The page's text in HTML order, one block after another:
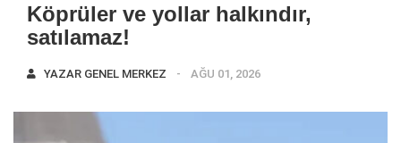
Köprüler ve yollar halkındır,
satılamaz!
YAZAR GENEL MERKEZ AĞU 01, 2026